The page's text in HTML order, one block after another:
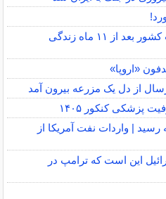
دستگیری قاتل قهرمان کراسفیت کشور بعد از ۱۱ ماه زندگی
«اروپا»
پزشکی کنکور ۱۴۰۵
هر بشکه رسید | واردات نفت آمریکا از
اسرائیل این است که ترامپ در